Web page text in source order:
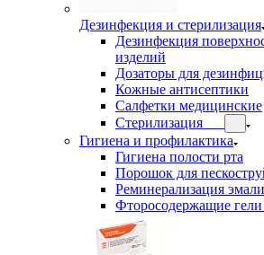
Дезинфекция и стерилизация
Дезинфекция
изделий
Дозаторы для
Кожные антисептики
Салфетки медицинские
Стерилизация
Гигиена и профилактика
Гигиена полости рта
Порошок для
Реминерализация эмали
Фторосодержащие гели